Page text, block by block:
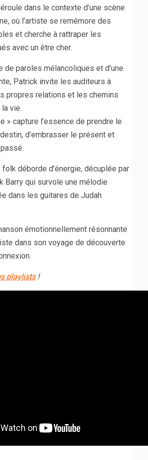
dans le contexte d’une scène
où l’artiste se remémore des
et cherche à rattraper les
avec un être cher.
de paroles mélancoliques et d’une
Patrick invite les auditeurs à
propres relations et les chemins
vie.
» capture l’essence de prendre le
d’embrasser le présent et
déborde d’énergie, décuplée par
Barry qui survole une mélodie
dans les guitares de Judah
émotionnellement résonnante
dans son voyage de découverte
playlists!